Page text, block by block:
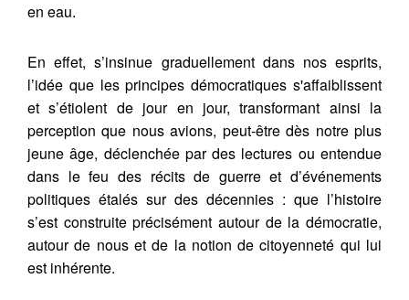
en eau.
En effet, s’insinue graduellement dans nos esprits,
l’idée que les principes démocratiques s'affaiblissent
et s’étiolent de jour en jour, transformant ainsi la
perception que nous avions, peut-être dès notre plus
jeune âge, déclenchée par des lectures ou entendue
dans le feu des récits de guerre et d’événements
politiques étalés sur des décennies : que l’histoire
s’est construite précisément autour de la démocratie,
autour de nous et de la notion de citoyenneté qui lui
est inhérente.